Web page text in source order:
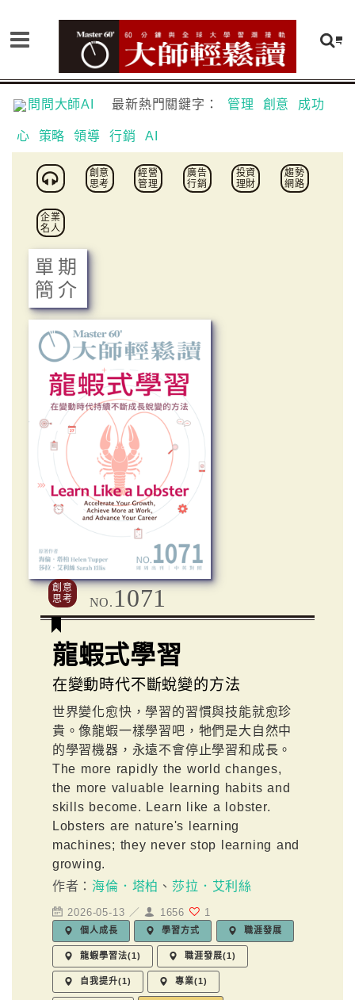
問問大師AI 最新熱門關鍵字： 管理 創意 成功
心 策略 領導 行銷 AI
創意
思考
經營
管理
廣告
行銷
投資
理財
趨勢
網路
企業
名人
單期
簡介
創意
思考
NO. 1071
龍蝦式學習
在變動時代不斷蛻變的方法
世界變化愈快，學習的習慣與技能就愈珍
貴。像龍蝦一樣學習吧，牠們是大自然中
的學習機器，永遠不會停止學習和成長。
The more rapidly the world changes,
the more valuable learning habits and
skills become. Learn like a lobster.
Lobsters are nature's learning
machines; they never stop learning and
growing.
作者： 海倫．塔柏 、莎拉．艾利絲
2026-05-13 ／ 1656 1
個人成長 學習方式 職涯發展
龍蝦學習法(1) 職涯發展(1)
自我提升(1) 專業(1)